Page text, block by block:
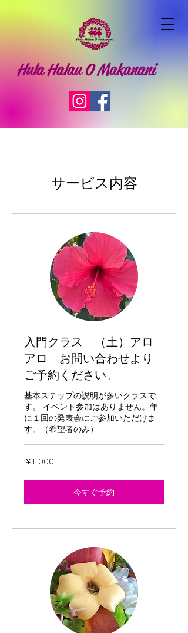
Hula Halau O Makanani
サービス内容
入門クラス （土）アロ
アロ お問い合わせより
ご予約ください。
基本ステップの説明が多いクラスで
す。 イベント参加はありません。年
に１回の発表会にご参加いただけま
す。（希望者のみ）
11,000
円
￥11,000
今すぐ予約